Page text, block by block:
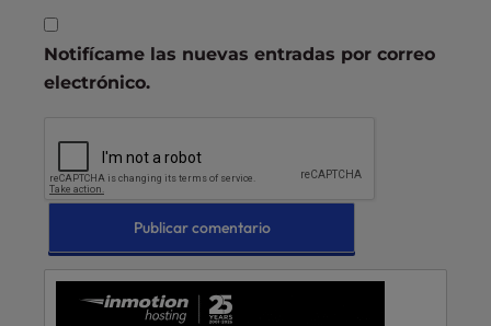
Notifícame las nuevas entradas por correo
electrónico.